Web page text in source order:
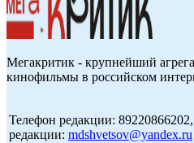
Мегакритик - крупнейший
кинофильмы в российском
Телефон редакции:
редакции: mdshvetsov@yandex.ru